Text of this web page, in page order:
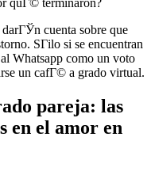
quГ© terminaron?
cuenta sobre que
SГіlo si se encuentran
Whatsapp como un voto
un cafГ© a grado virtual.
pareja: las
en el amor en